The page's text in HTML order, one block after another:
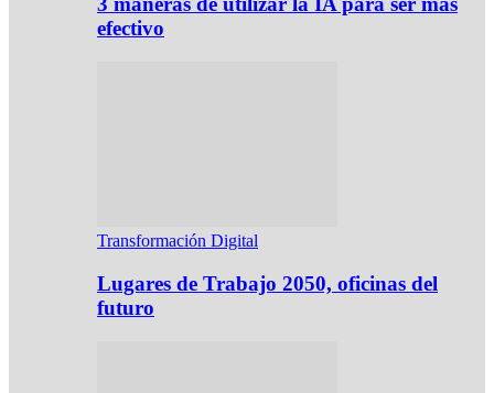
efectivo
Transformación Digital
Lugares de Trabajo 2050, oficinas del
futuro